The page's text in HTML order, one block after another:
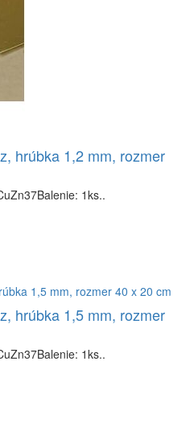
hrúbka 1,2 mm, rozmer
1ks..
hrúbka 1,5 mm, rozmer
1ks..